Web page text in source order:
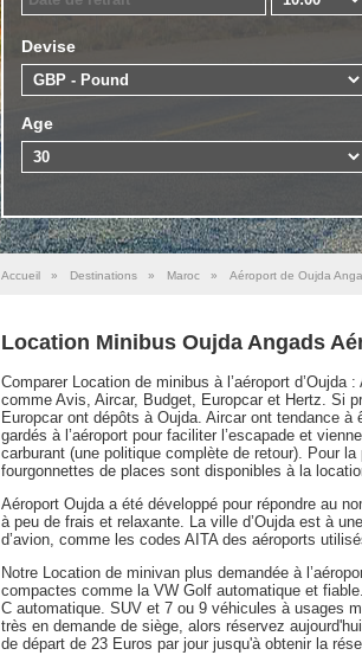
Devise
Age
Accueil » Destinations » Maroc » Aéroport de Oujda
Location Minibus Oujda Angads
Comparer Location de minibus à l’aéroport
comme Avis, Aircar, Budget, Europcar et Hertz. Si
Europcar ont dépôts à Oujda. Aircar ont tendance
gardés à l’aéroport pour faciliter l’escapade et
carburant (une politique complète de retour). Pour
fourgonnettes de places sont disponibles à la
Aéroport Oujda a été développé pour répondre au
à peu de frais et relaxante. La ville d’Oujda est à
d’avion, comme les codes AITA des aéroports
Notre Location de minivan plus demandée à
compactes comme la VW Golf automatique et
C automatique. SUV et 7 ou 9 véhicules à usages
très en demande de siège, alors réservez
de départ de 23 Euros par jour jusqu'à obtenir la